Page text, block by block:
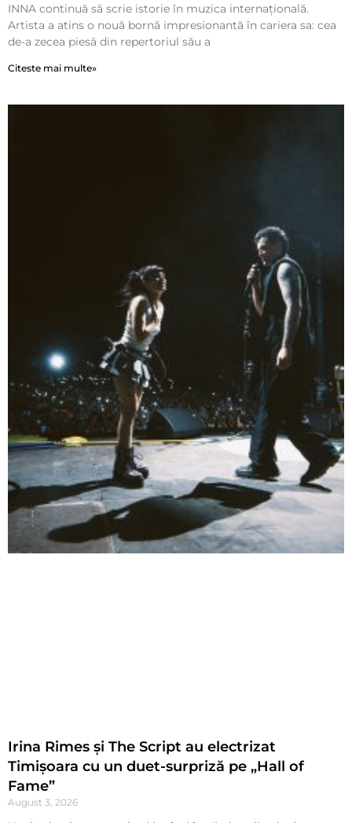
INNA continuă să scrie istorie în muzica internațională.
Artista a atins o nouă bornă impresionantă în cariera sa: cea
de-a zecea piesă din repertoriul său a
Citeste mai multe»
Irina Rimes și The Script au electrizat
Timișoara cu un duet-surpriză pe „Hall of
Fame”
August 3, 2026